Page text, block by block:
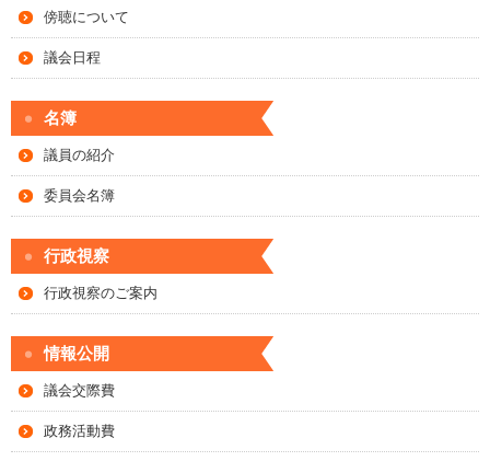
傍聴について
議会日程
名簿
議員の紹介
委員会名簿
行政視察
行政視察のご案内
情報公開
議会交際費
政務活動費